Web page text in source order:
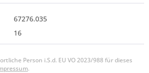
67276.035
16
Person i.S.d. EU VO 2023/988 für dieses
.